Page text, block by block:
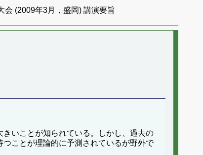
会 (2009年3月，盛岡) 講演要旨
いことが知られている。しかし、過去の
ことが理論的に予測されているが野外で